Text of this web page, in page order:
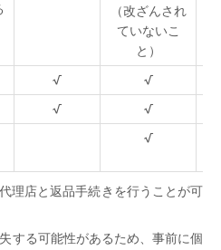
（改ざんされ
ていないこ
と）
√
√
√
√
√
理店と返品手続きを行うことが可
する可能性があるため、事前に個